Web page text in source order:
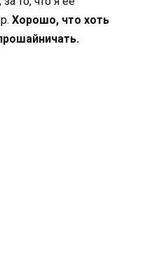
Хорошо, что хоть